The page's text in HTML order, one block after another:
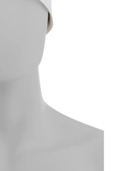
Pre firmy
Potlač lôg
Reklamačný poriadok